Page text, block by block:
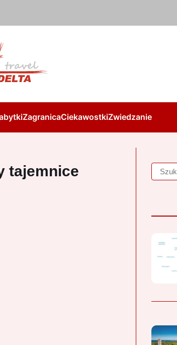
ZagranicaCiekawostkiZwiedzanie
tajemnice